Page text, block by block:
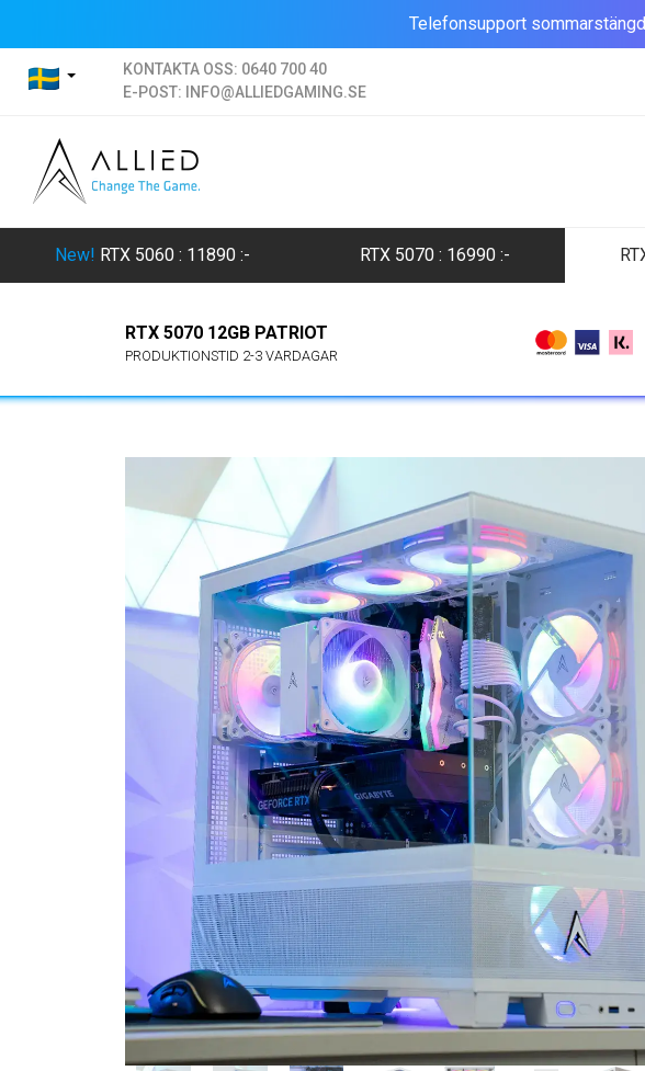
Telefonsupport
KONTAKTA OSS: 0640 700 40
E-POST:
INFO@ALLIEDGAMING.SE
New! RTX 5060 : 11890 :- RTX 5070 : 16990 :-
RTX 5070 12GB PATRIOT
PRODUKTIONSTID 2-3 VARDAGAR